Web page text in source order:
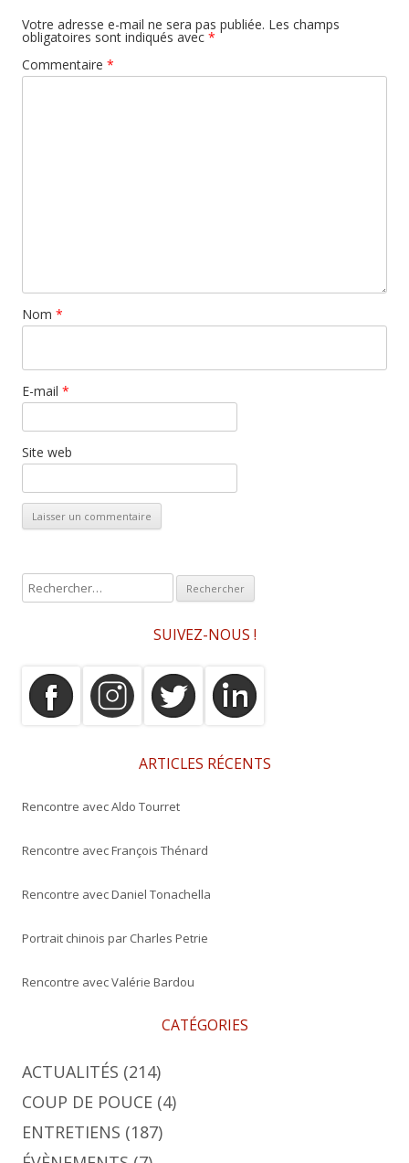
Votre adresse e-mail ne sera pas publiée. Les champs
obligatoires sont indiqués avec *
Commentaire *
Nom *
E-mail *
Site web
e
SUIVEZ-NOUS !
ARTICLES RÉCENTS
Rencontre avec Aldo Tourret
Rencontre avec François Thénard
Rencontre avec Daniel Tonachella
Portrait chinois par Charles Petrie
Rencontre avec Valérie Bardou
CATÉGORIES
ACTUALITÉS (214)
COUP DE POUCE (4)
ENTRETIENS (187)